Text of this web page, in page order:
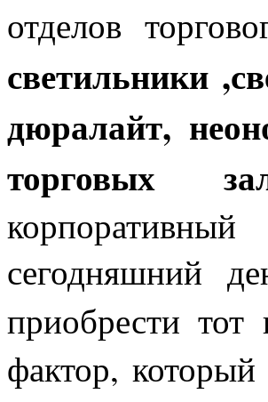
отделов
светильники
дюралайт,
торговых
сегодняшний
приобрести
фактор,